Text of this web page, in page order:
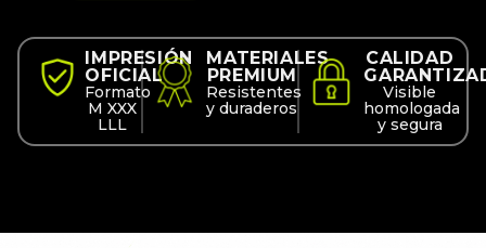
IMPRESIÓN
OFICIAL
Formato
M XXX
LLL
MATERIALES
PREMIUM
Resistentes
y duraderos
CALIDAD
Visible
homologada
y segura